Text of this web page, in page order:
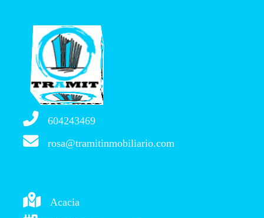
604243469
rosa@tramitinmobiliario.com
Acacia